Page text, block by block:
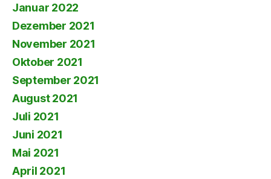
Januar 2022
Dezember 2021
November 2021
Oktober 2021
September 2021
August 2021
Juli 2021
Juni 2021
Mai 2021
April 2021